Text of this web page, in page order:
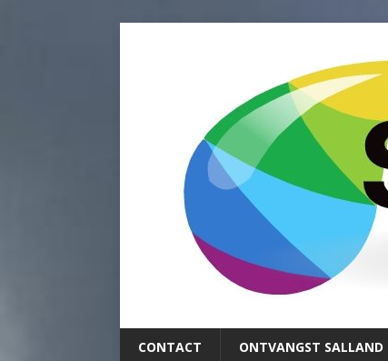
CONTACT ONTVANGST SALLAND